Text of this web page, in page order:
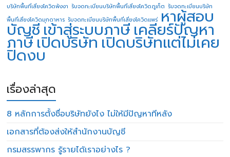
บริษัทพื้นที่เสี่ยงโควิดพังงา รับจดทะเบียนบริษัทพื้นที่เสี่ยงโควิดภูเก็ต รับจดทะเบียนบริษัท
พื้นที่เสี่ยงโควิดมุกดาหาร รับจดทะเบียนบริษัทพื้นที่เสี่ยงโควิดแพร่ หาผู้สอบ
บัญชี เข้าสู่ระบบภาษี เคลียร์ปัญหา
ภาษีเปิดบริษัทเปิดบริษัทแต่ไม่เคย
ปิดงบ
เรื่องล่าสุด
8 หลักการตั้งชื่อบริษัทยังไง ไม่ให้มีปัญหาทีหลัง
เอกสารที่ต้องส่งให้สำนักงานบัญชี
กรมสรรพากร รู้รายได้เราอย่างไร ?